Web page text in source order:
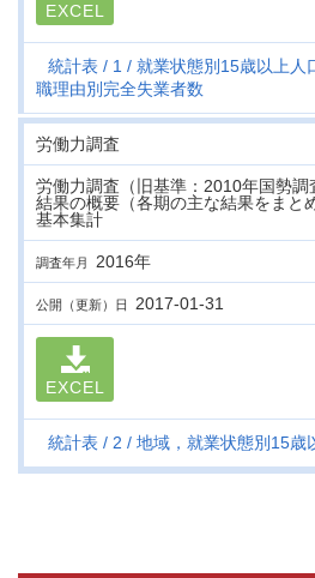
EXCEL
統計表 1
就業状態別15歳以上人
職理由別完全失業者数
労働力調査
労働力調査（旧基準：2010年国勢
結果の概要（各期の主な結果をまと
基本集計
調査年月 2016年
公開（更新）日 2017-01-31
EXCEL
統計表 2 地域，就業状態別15歳